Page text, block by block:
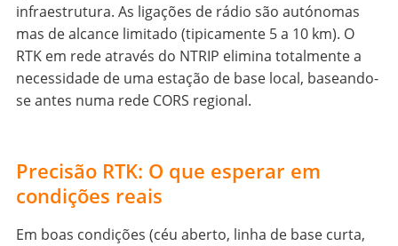
infraestrutura. As ligações de rádio são autónomas
mas de alcance limitado (tipicamente 5 a 10 km). O
RTK em rede através do NTRIP elimina totalmente a
necessidade de uma estação de base local, baseando-
se antes numa rede CORS regional.
Precisão RTK: O que esperar em
condições reais
Em boas condições (céu aberto, linha de base curta,